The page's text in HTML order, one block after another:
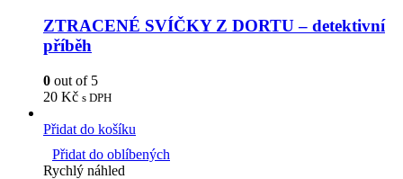
ZTRACENÉ SVÍČKY Z DORTU – detektivní
příběh
0 out of 5
20 Kč s DPH
Přidat do košíku
Přidat do oblíbených
Rychlý náhled